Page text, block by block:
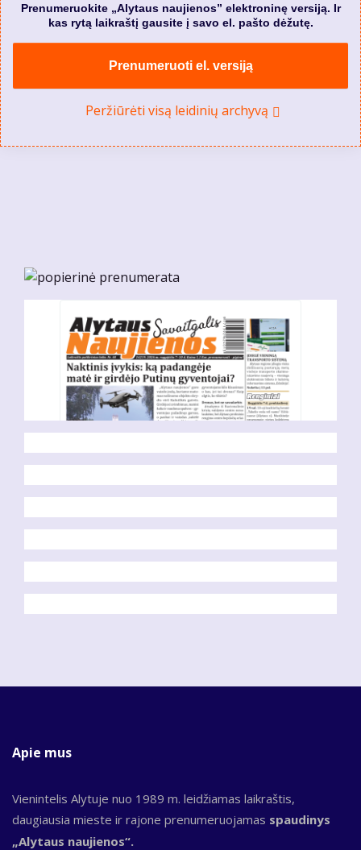
Prenumeruokite „Alytaus naujienos” elektroninę versiją. Ir
kas rytą laikraštį gausite į savo el. pašto dėžutę.
Prenumeruoti el. versiją
Peržiūrėti visą leidinių archyvą
Apie mus
Vienintelis Alytuje nuo 1989 m. leidžiamas laikraštis,
daugiausia mieste ir rajone prenumeruojamas spaudinys
„Alytaus naujienos“.